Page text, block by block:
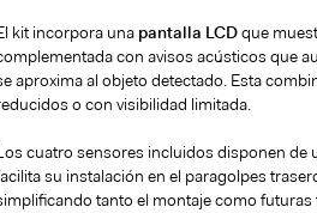
kit incorpora una pantalla LCDque
con avisos acústicos que
aproxima al objeto detectado. Esta
o con visibilidad limitada.
cuatro sensores incluidos disponen de
su instalación en el paragolpes
tanto el montaje como